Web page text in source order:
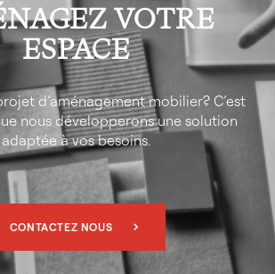
VOTRE
ESPACE
d’aménagement mobilier? C’est
nous développerons une solution
adaptée à vos besoins.
CONTACTEZ NOUS